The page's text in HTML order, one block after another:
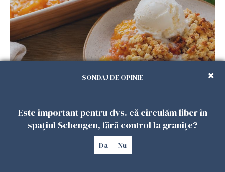
Crumble cu piersici și înghețată de vanilie.
26 IULIE 2026
SONDAJ DE OPINIE
Este important pentru dvs. că circulăm liber în
spațiul Schengen, fără control la granițe?
Da Nu